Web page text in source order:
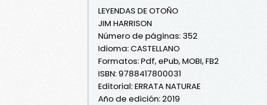
LEYENDAS DE OTOÑO
JIM HARRISON
Número de páginas: 352
Idioma: CASTELLANO
Formatos: Pdf, ePub, MOBI, FB2
ISBN: 9788417800031
Editorial: ERRATA NATURAE
Año de edición: 2019